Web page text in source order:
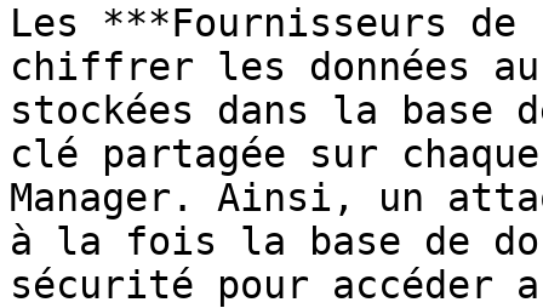
Les ***Fournisseurs
chiffrer les données
stockées dans la base
clé partagée sur
Manager. Ainsi, un
à la fois la base de
sécurité pour accéder